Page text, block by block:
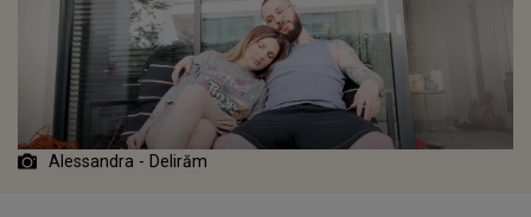
Alessandra - Delirăm